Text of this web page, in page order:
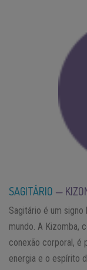
SAGITÁRIO —
Sagitário é um
mundo. A Kizomba,
conexão corporal, é
energia e o espírito